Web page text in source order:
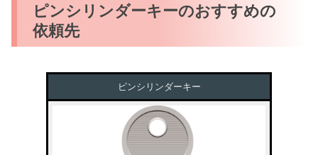
ピンシリンダーキーのおすすめの
依頼先
ピンシリンダーキー